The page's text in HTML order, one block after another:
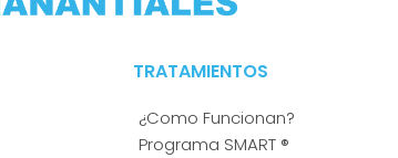
TRATAMIENTOS
¿Como Funcionan?
Programa SMART ®